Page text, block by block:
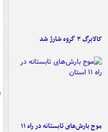
کالابرگ ۳ گروه شارژ شد
موج بارش‌های تابستانه در راه ۱۱